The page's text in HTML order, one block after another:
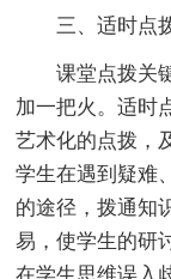
三、适时点
课堂点拨关
加一把火。适时
艺术化的点拨，
学生在遇到疑难
的途径，拨通知
易，使学生的研